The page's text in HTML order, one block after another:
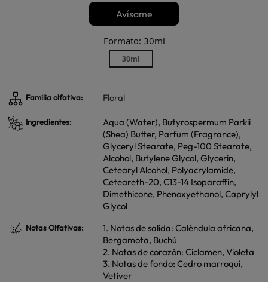
Avísame
Formato: 30ml
30ml
Familia olfativa: Floral
Ingredientes:
Aqua (Water), Butyrospermum Parkii
(Shea) Butter, Parfum (Fragrance),
Glyceryl Stearate, Peg-100 Stearate,
Alcohol, Butylene Glycol, Glycerin,
Cetearyl Alcohol, Polyacrylamide,
Ceteareth-20, C13-14 Isoparaffin,
Dimethicone, Phenoxyethanol, Caprylyl
Glycol
Notas Olfativas:
1. Notas de salida: Caléndula africana,
Bergamota, Buchú
2. Notas de corazón: Ciclamen, Violeta
3. Notas de fondo: Cedro marroquí,
Vetiver